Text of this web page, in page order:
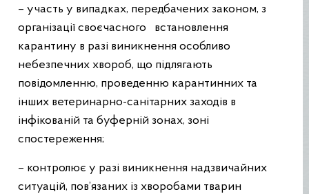
– участь у випадках, передбачених законом, з
організації своєчасного встановлення
карантину в разі виникнення особливо
небезпечних хвороб, що підлягають
повідомленню, проведенню карантинних та
інших ветеринарно-санітарних заходів в
інфікованій та буферній зонах, зоні
спостереження;
– контролює у разі виникнення надзвичайних
ситуацій, пов’язаних із хворобами тварин